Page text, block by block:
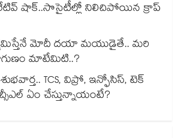
షాక్..సొసైటీల్లో నిలిచిపోయిన క్రాప్
క్షమిస్తేనే మోదీ దయా మయుడైతే.. మరి
మాటేమిటి..?
TCS, విప్రో, ఇన్ఫోసిస్, టెక్
ఏం చేస్తున్నాయంటే?